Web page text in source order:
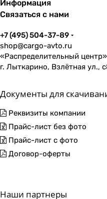
Информация
Связаться с нами
+7 (495) 504-37-89
shop@cargo-avto.ru
«Распределительный центр»
г. Лыткарино, Взлётная ул.,
Документы для
Реквизиты компании
Прайс-лист без фото
Прайс-лист с фото
Договор-оферты
Наши партнеры